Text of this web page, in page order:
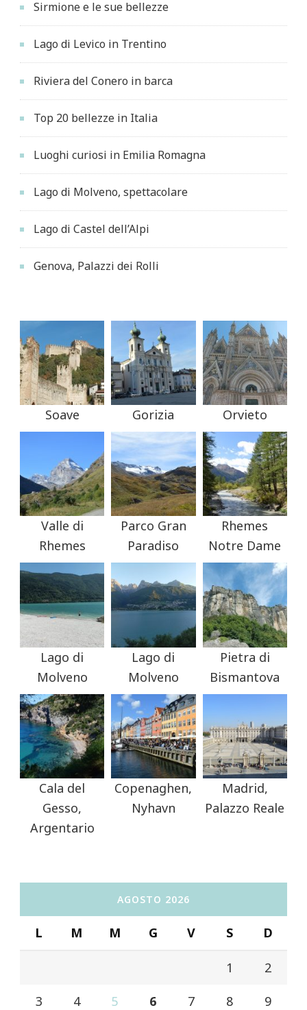
Sirmione e le sue bellezze
Lago di Levico in Trentino
Riviera del Conero in barca
Top 20 bellezze in Italia
Luoghi curiosi in Emilia Romagna
Lago di Molveno, spettacolare
Lago di Castel dell’Alpi
Genova, Palazzi dei Rolli
Soave Gorizia Orvieto
Valle di
Rhemes
Parco Gran
Paradiso
Rhemes
Notre Dame
Lago di
Molveno
Lago di
Molveno
Pietra di
Bismantova
Cala del
Gesso,
Argentario
Copenaghen,
Nyhavn
Madrid,
Palazzo Reale
AGOSTO 2026
L M M G V S D
1 2
3 4 5 6 7 8 9